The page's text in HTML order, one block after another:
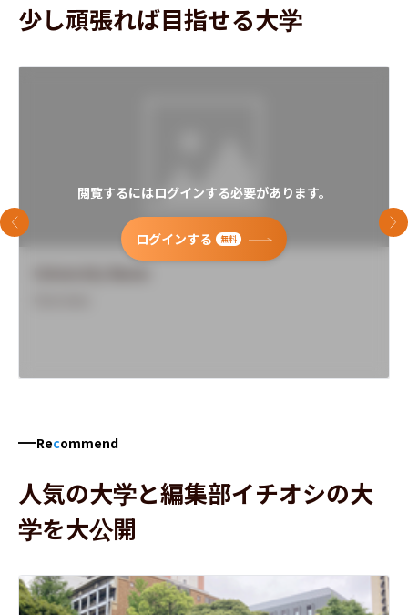
少し頑張れば目指せる大学
閲覧するにはログインする必要があります。
ログインする 無料
前のスライド 次
Recommend
人気の大学と編集部イチオシの大
学を大公開